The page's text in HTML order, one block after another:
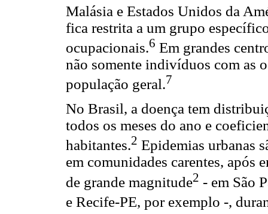
Malásia e Estados Unidos da
fica restrita a um grupo
ocupacionais.6 Em grandes
não somente indivíduos com as
população geral.7
No Brasil, a doença tem
todos os meses do ano e
habitantes.2 Epidemias urbanas
em comunidades carentes, após
de grande magnitude2 - em São
e Recife-PE, por exemplo -,